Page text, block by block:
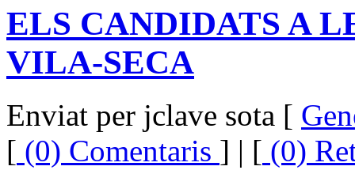
ELS CANDIDATS A
VILA-SECA
Enviat per jclave sota [
[ (0) Comentaris ] | [ (0)